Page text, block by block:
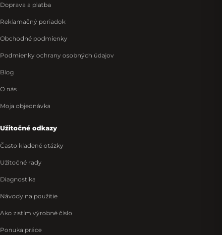
Doprava a platba
Reklamačný poriadok
Obchodné podmienky
Podmienky ochrany osobných údajov
Blog
O nás
Moja objednávka
Užitočné odkazy
Často kladené otázky
Užitočné rady
Diagnostika
Návody na použitie
Ako zistím výrobné číslo
Ponuka práce